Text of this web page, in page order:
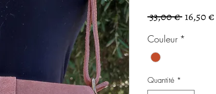
33,00 € Prix
16,50 €
Couleur *
Quantité *